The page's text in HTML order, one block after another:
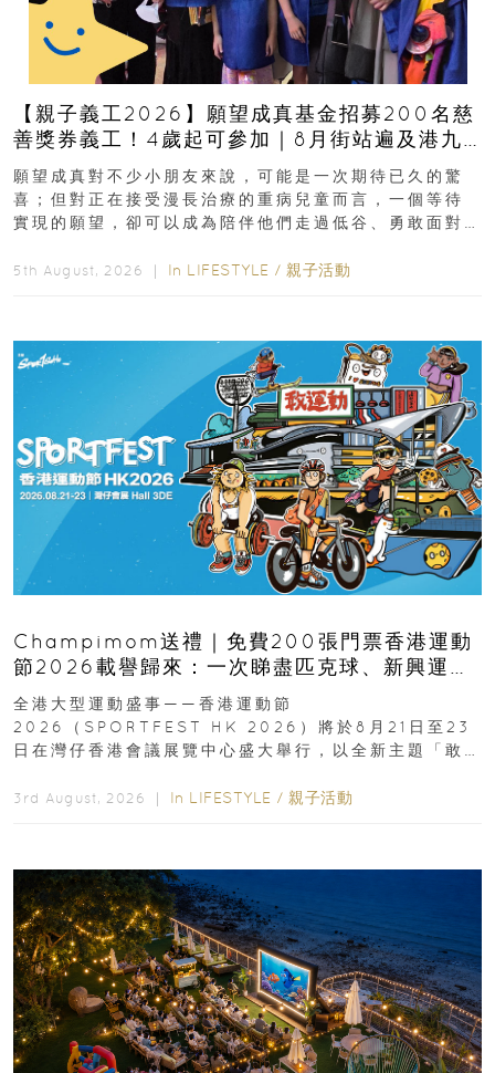
【親子義工2026】願望成真基金招募200名慈
善獎券義工！4歲起可參加｜8月街站遍及港九
新界
願望成真對不少小朋友來說，可能是一次期待已久的驚
喜；但對正在接受漫長治療的重病兒童而言，一個等待
實現的願望，卻可以成為陪伴他們走過低谷、勇敢面對
5th August, 2026 ｜ In LIFESTYLE / 親子活動
Champimom送禮｜免費200張門票香港運動
節2026載譽歸來：一次睇盡匹克球、新興運
動、街舞比賽＋逾百運動品牌展覽
全港大型運動盛事——香港運動節
2026（SPORTFEST HK 2026）將於8月21日至23
日在灣仔香港會議展覽中心盛大舉行，以全新主題「敢
3rd August, 2026 ｜ In LIFESTYLE / 親子活動